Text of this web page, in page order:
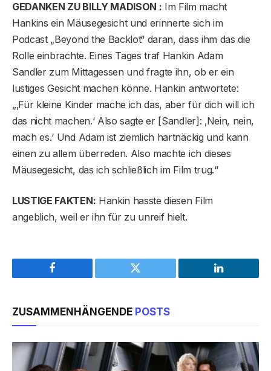
GEDANKEN ZU BILLY MADISON : Im Film macht
Hankins ein Mäusegesicht und erinnerte sich im
Podcast „Beyond the Backlot“ daran, dass ihm das die
Rolle einbrachte. Eines Tages traf Hankin Adam
Sandler zum Mittagessen und fragte ihn, ob er ein
lustiges Gesicht machen könne. Hankin antwortete:
„‚Für kleine Kinder mache ich das, aber für dich will ich
das nicht machen.‘ Also sagte er [Sandler]: ‚Nein, nein,
mach es.‘ Und Adam ist ziemlich hartnäckig und kann
einen zu allem überreden. Also machte ich dieses
Mäusegesicht, das ich schließlich im Film trug.“
LUSTIGE FAKTEN: Hankin hasste diesen Film
angeblich, weil er ihn für zu unreif hielt.
Facebook Twitter LinkedIn
ZUSAMMENHÄNGENDE POSTS